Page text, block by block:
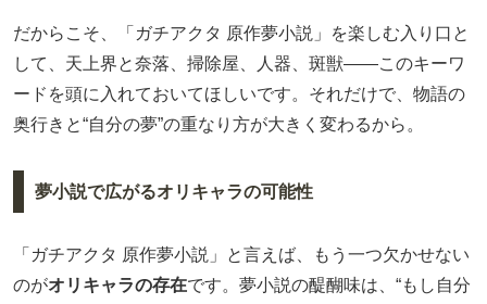
だからこそ、「ガチアクタ 原作夢小説」を楽しむ入り口と
して、天上界と奈落、掃除屋、人器、斑獣――このキーワ
ードを頭に入れておいてほしいです。それだけで、物語の
奥行きと“自分の夢”の重なり方が大きく変わるから。
夢小説で広がるオリキャラの可能性
「ガチアクタ 原作夢小説」と言えば、もう一つ欠かせない
のがオリキャラの存在です。夢小説の醍醐味は、“もし自分